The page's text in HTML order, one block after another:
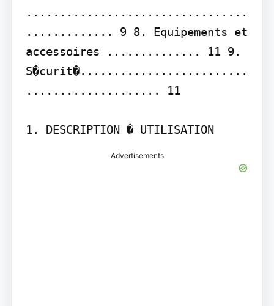
.................................
............. 9 8. Equipements et
accessoires .............. 11 9.
S�curit�.........................
.................... 11
1. DESCRIPTION � UTILISATION
Advertisements